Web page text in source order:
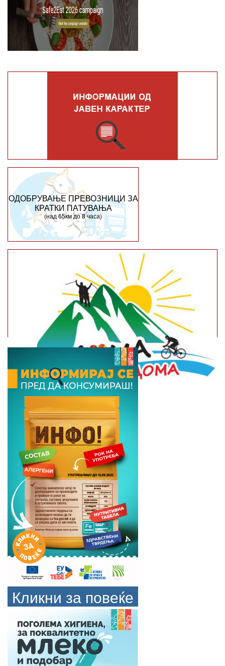
ОДОБРУВАЊЕ ПРЕВОЗНИЦИ ЗА
КРАТКИ ПАТУВАЊА
(над 65км до 8 часа)
Кликни за повеќе